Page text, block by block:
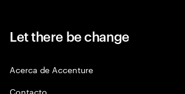
Let there be change
Acerca de Accenture
Contacto